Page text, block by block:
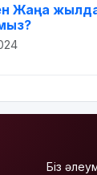
Жаңа
Біз